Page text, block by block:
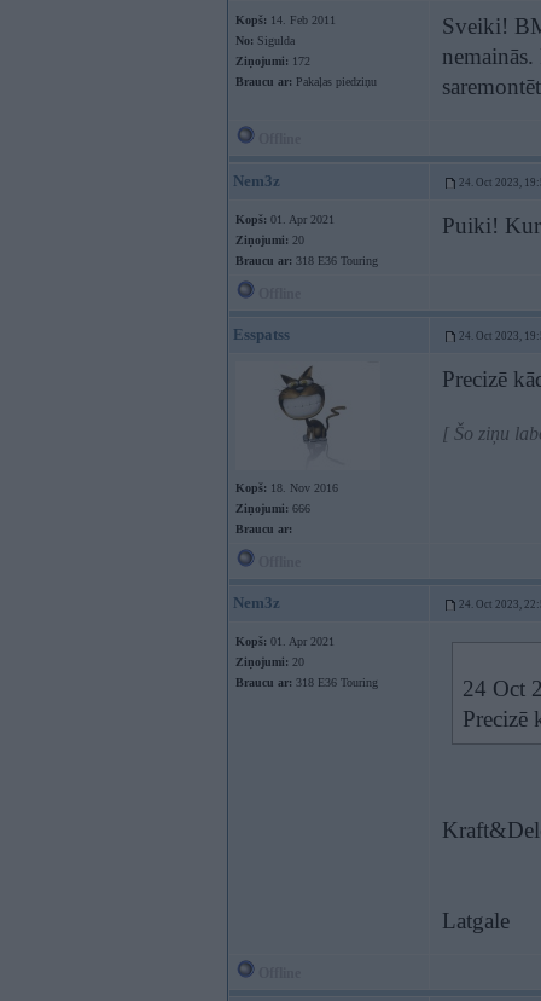
Kopš: 14. Feb 2011
No: Sigulda
Ziņojumi: 172
Braucu ar: Pakaļas piedziņu
Sveiki!
Nem3z 24. Oct 2023,
Kopš: 01. Apr 2021
Ziņojumi: 20
Braucu ar: 318 E36 Touring
Puiki!
Esspatss 24. Oct 2023,
Kopš: 18. Nov 2016
Ziņojumi: 666
Braucu ar:
Precizē
[ Šo ziņu
Nem3z 24. Oct 2023,
Kopš: 01. Apr 2021
Ziņojumi: 20
Braucu ar: 318 E36 Touring
24 Oct
Precizē
Latgale